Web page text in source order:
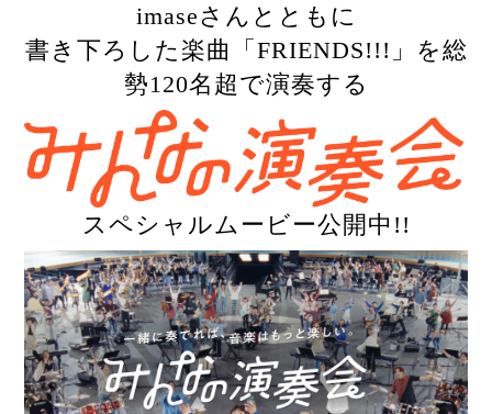
imaseさんとともに
書き下ろした楽曲「FRIENDS!!!」を総
勢120名超で演奏する
スペシャルムービー公開中!!